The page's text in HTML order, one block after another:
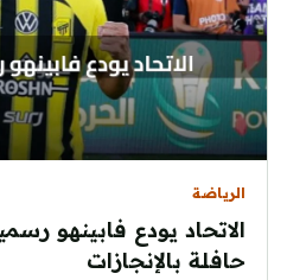
الرياضة
الاتحاد يودع فابينهو
حافلة بالإنجازات